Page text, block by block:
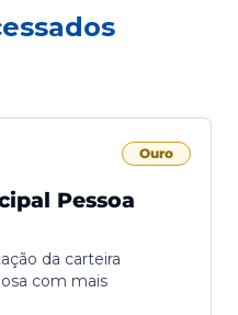
Ouro
Pessoa
da carteira
com mais